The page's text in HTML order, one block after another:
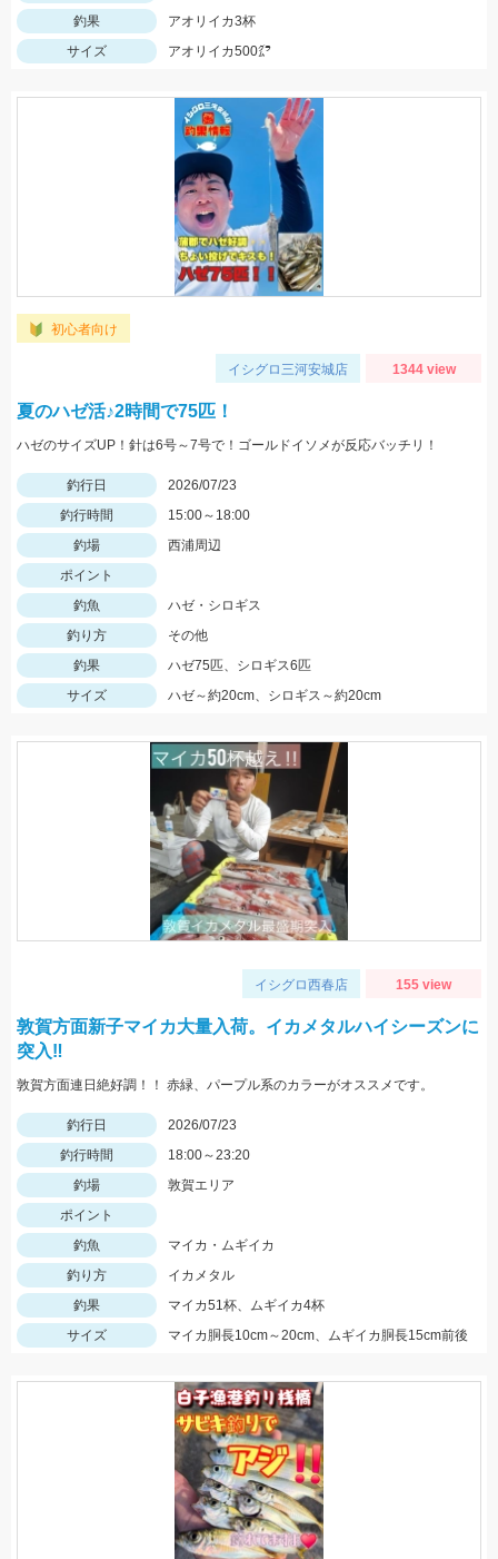
釣果
アオリイカ3杯
サイズ
アオリイカ500㌘
初心者向け
イシグロ三河安城店 1344 view
夏のハゼ活♪2時間で75匹！
ハゼのサイズUP！針は6号～7号で！ゴールドイソメが反応バッチリ！
釣行日
2026/07/23
釣行時間
15:00～18:00
釣場
西浦周辺
ポイント
釣魚
ハゼ・シロギス
釣り方
その他
釣果
ハゼ75匹、シロギス6匹
サイズ
ハゼ～約20cm、シロギス～約20cm
イシグロ西春店 155 view
敦賀方面新子マイカ大量入荷。イカメタルハイシーズンに
突入‼
敦賀方面連日絶好調！！ 赤緑、パープル系のカラーがオススメです。
釣行日
2026/07/23
釣行時間
18:00～23:20
釣場
敦賀エリア
ポイント
釣魚
マイカ・ムギイカ
釣り方
イカメタル
釣果
マイカ51杯、ムギイカ4杯
サイズ
マイカ胴長10cm～20cm、ムギイカ胴長15cm前後